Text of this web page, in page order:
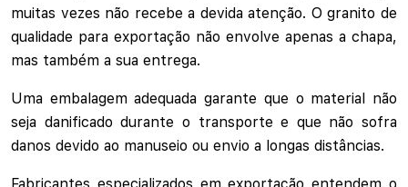
muitas vezes não recebe a devida atenção. O granito de
qualidade para exportação não envolve apenas a chapa,
mas também a sua entrega.
Uma embalagem adequada garante que o material não
seja danificado durante o transporte e que não sofra
danos devido ao manuseio ou envio a longas distâncias.